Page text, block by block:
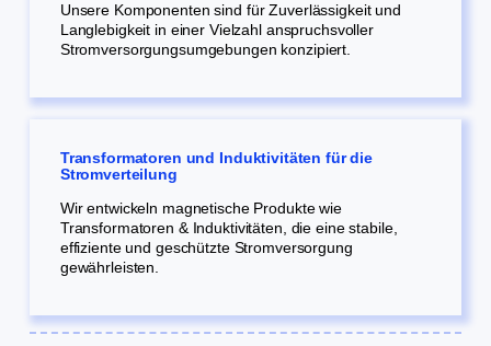
Unsere Komponenten sind für Zuverlässigkeit und
Langlebigkeit in einer Vielzahl anspruchsvoller
Stromversorgungsumgebungen konzipiert.
Transformatoren und Induktivitäten für die
Stromverteilung
Wir entwickeln magnetische Produkte wie
Transformatoren & Induktivitäten, die eine stabile,
effiziente und geschützte Stromversorgung
gewährleisten.